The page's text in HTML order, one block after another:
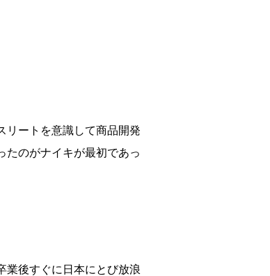
リートを意識して商品開発
たのがナイキが最初であっ
業後すぐに日本にとび放浪